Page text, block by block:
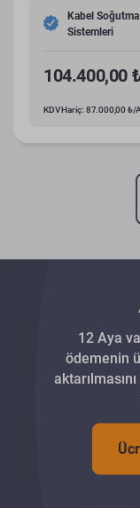
Kabel Soğutma
Sistemleri
104.400,00
KDV Hariç: 87.000,00 ₺/
12 Aya
ödemenin